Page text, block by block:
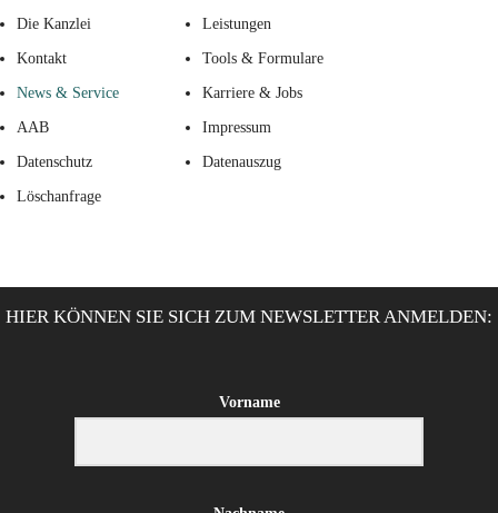
Die Kanzlei Leistungen
Kontakt Tools & Formulare
News & Service Karriere & Jobs
AAB Impressum
Datenschutz Datenauszug
Löschanfrage
HIER KÖNNEN SIE SICH ZUM NEWSLETTER ANMELDEN:
Vorname